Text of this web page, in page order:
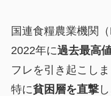
国連食糧農業機関
2022年に過去最高
フレを引き起こし
特に貧困層を直撃